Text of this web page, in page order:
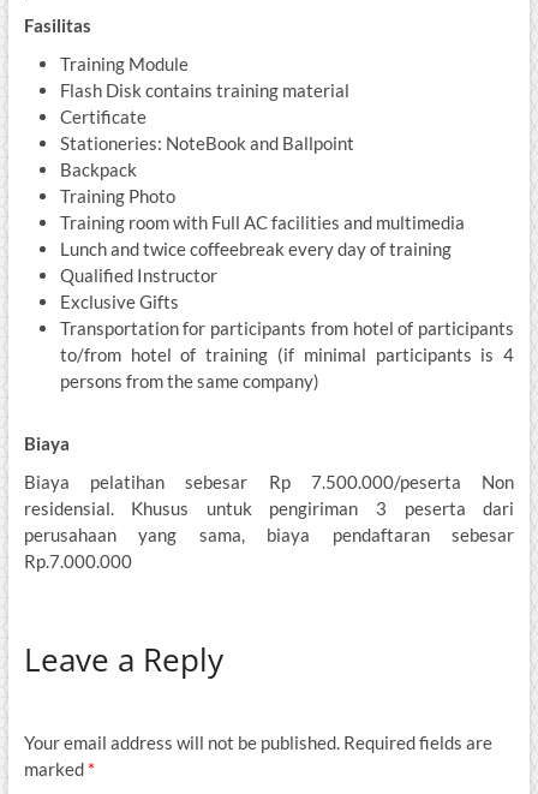
Fasilitas
Training Module
Flash Disk contains training material
Certificate
Stationeries: NoteBook and Ballpoint
Backpack
Training Photo
Training room with Full AC facilities and multimedia
Lunch and twice coffeebreak every day of training
Qualified Instructor
Exclusive Gifts
Transportation for participants from hotel of participants
to/from hotel of training (if minimal participants is 4
persons from the same company)
Biaya
Biaya pelatihan sebesar Rp 7.500.000/peserta Non
residensial. Khusus untuk pengiriman 3 peserta dari
perusahaan yang sama, biaya pendaftaran sebesar
Rp.7.000.000
Leave a Reply
Your email address will not be published. Required fields are
marked *